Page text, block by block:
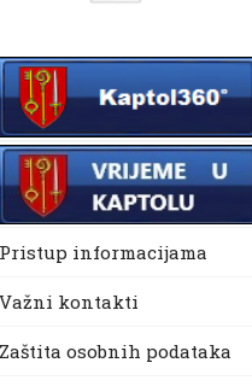
Pristup informacijama
Važni kontakti
Zaštita osobnih podataka